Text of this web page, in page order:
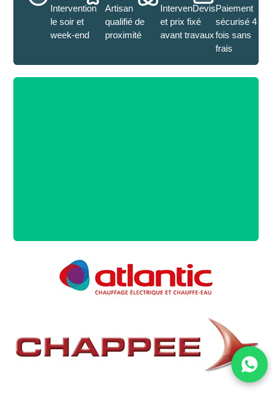
Intervention
le soir et
week-end
Artisan
qualifié de
proximité
IntervenDevis
et prix fixé
avant travaux
Paiement
sécurisé 4
fois sans
frais